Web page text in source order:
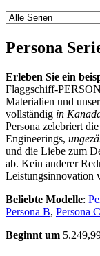
Persona
Erleben Sie ein
Flaggschiff-
Materialien und
vollständig in
Persona zelebriert
Engineerings,
und die Liebe zum
ab. Kein anderer
Leistungsinnovation
Beliebte Modelle:
Persona B, Persona C
Beginnt um